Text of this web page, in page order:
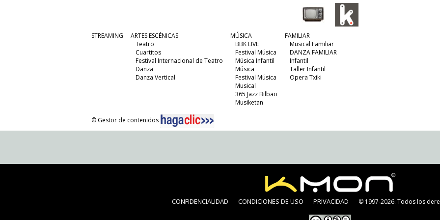
STREAMING
ARTES ESCÉNICAS
Teatro
Cuartitos
Festival Internacional de Teatro
Danza
Danza Vertical
MÚSICA
BBK LIVE
Festival Música
Música Infantil
Música
Festival Música
Musical
365 Jazz Bilbao
Musiketan
FAMILIAR
Musical Familiar
DANZA FAMILIAR
Infantil
Taller Infantil
Opera Txiki
© Gestor de contenidos
CONFIDENCIALIDAD CONDICIONES DE USO PRIVACIDAD © 1997-2026. Todos los